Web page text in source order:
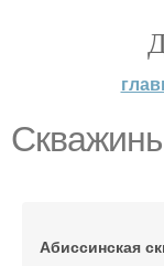
Абиссинская